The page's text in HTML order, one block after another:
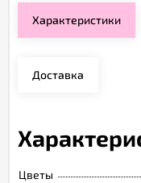
Характеристики
Доставка
Цветы